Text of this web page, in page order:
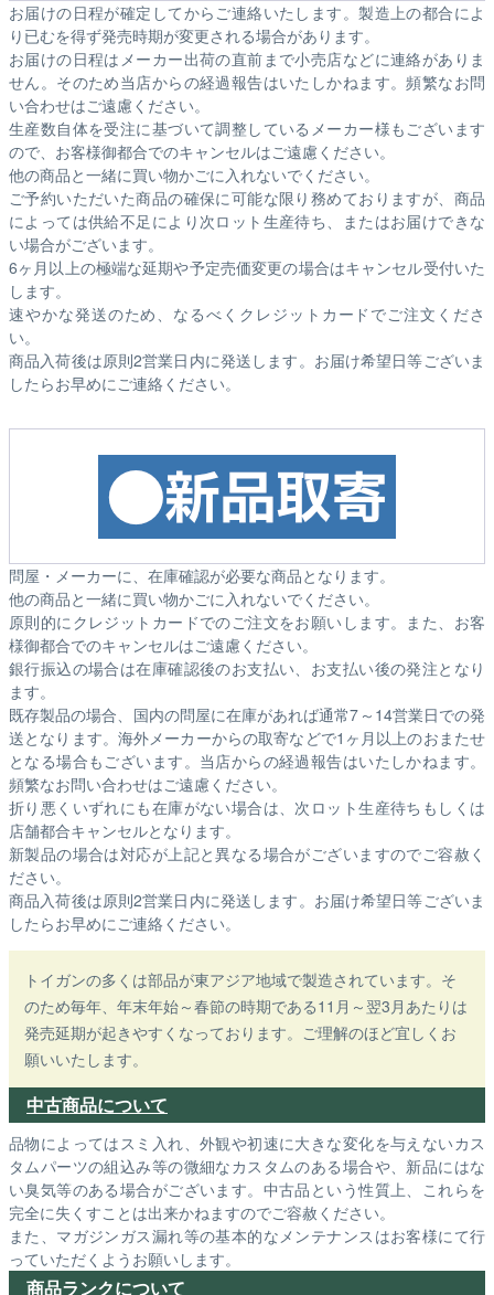
お届けの日程が確定してからご連絡いたします。製造上の都合によ
り已むを得ず発売時期が変更される場合があります。
お届けの日程はメーカー出荷の直前まで小売店などに連絡がありま
せん。そのため当店からの経過報告はいたしかねます。頻繁なお問
い合わせはご遠慮ください。
生産数自体を受注に基づいて調整しているメーカー様もございます
ので、お客様御都合でのキャンセルはご遠慮ください。
他の商品と一緒に買い物かごに入れないでください。
ご予約いただいた商品の確保に可能な限り務めておりますが、商品
によっては供給不足により次ロット生産待ち、またはお届けできな
い場合がございます。
6ヶ月以上の極端な延期や予定売価変更の場合はキャンセル受付いた
します。
速やかな発送のため、なるべくクレジットカードでご注文くださ
い。
商品入荷後は原則2営業日内に発送します。お届け希望日等ございま
したらお早めにご連絡ください。
問屋・メーカーに、在庫確認が必要な商品となります。
他の商品と一緒に買い物かごに入れないでください。
原則的にクレジットカードでのご注文をお願いします。また、お客
様御都合でのキャンセルはご遠慮ください。
銀行振込の場合は在庫確認後のお支払い、お支払い後の発注となり
ます。
既存製品の場合、国内の問屋に在庫があれば通常7～14営業日での発
送となります。海外メーカーからの取寄などで1ヶ月以上のおまたせ
となる場合もございます。 当店からの経過報告はいたしかねます。
頻繁なお問い合わせはご遠慮ください。
折り悪くいずれにも在庫がない場合は、次ロット生産待ちもしくは
店舗都合キャンセルとなります。
新製品の場合は対応が上記と異なる場合がございますのでご容赦く
ださい。
商品入荷後は原則2営業日内に発送します。お届け希望日等ございま
したらお早めにご連絡ください。
トイガンの多くは部品が東アジア地域で製造されています。そ
のため毎年、年末年始～春節の時期である11月～翌3月あたりは
発売延期が起きやすくなっております。ご理解のほど宜しくお
願いいたします。
中古商品について
品物によってはスミ入れ、外観や初速に大きな変化を与えないカス
タムパーツの組込み等の微細なカスタムのある場合や、新品にはな
い臭気等のある場合がございます。中古品という性質上、これらを
完全に失くすことは出来かねますのでご容赦ください。
また、マガジンガス漏れ等の基本的なメンテナンスはお客様にて行
っていただくようお願いします。
商品ランクについて